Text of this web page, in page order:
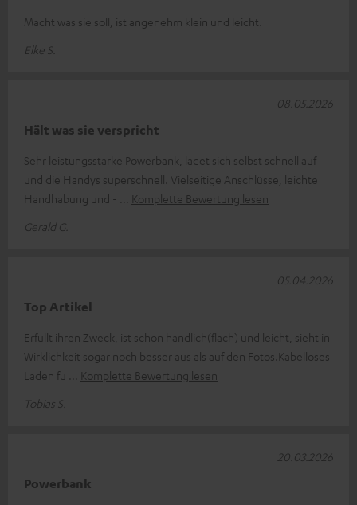
Macht was sie soll, ist angenehm klein und leicht.
Elke S.
Hält was sie verspricht
Sehr leistungsstarke Powerbank, ladet sich selbst schnell auf
und die Handys superschnell. Vielseitige Anschlüsse, leichte
Handhabung und -
Komplette Bewertung lesen
Gerald G.
08.05.2026
Top Artikel
Erfüllt ihren Zweck, ist schön handlich(flach) und leicht, sieht in
Wirklichkeit sogar noch besser aus als auf den Fotos.Kabelloses
Laden fu
Komplette Bewertung lesen
Tobias S.
05.04.2026
Powerbank
20.03.2026